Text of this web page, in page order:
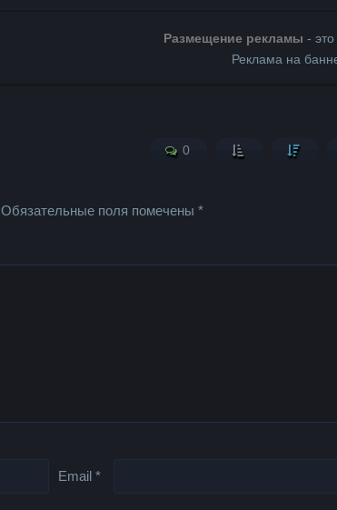
Размещение рекламы -
Реклама на
0
Обязательные поля помечены*
Email*